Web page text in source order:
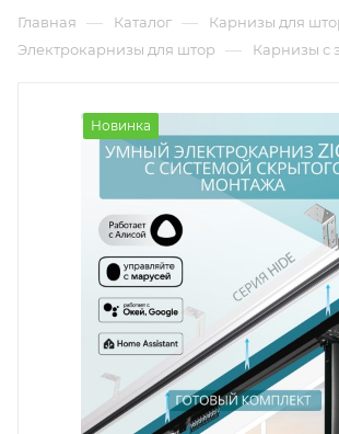
Главная — Каталог — Карнизы для
Электрокарнизы для штор — Карнизы с
Новинка